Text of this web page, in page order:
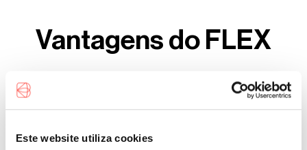
Este website utiliza cookies
Vantagens do FLEX